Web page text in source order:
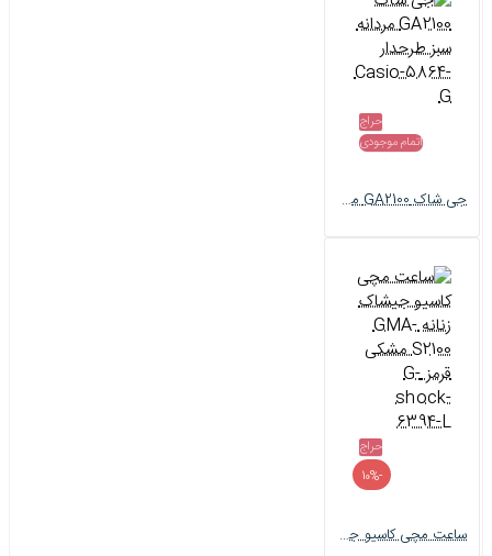
حراج
اتمام موجودی
جی شاک GA2100 مردانه سبز طرحدار Casio-5864-G
حراج
-10%
ساعت مچی کاسیو جیشاک زنانه GMA-S2100 مشکی قرمز G-shock-6394-L